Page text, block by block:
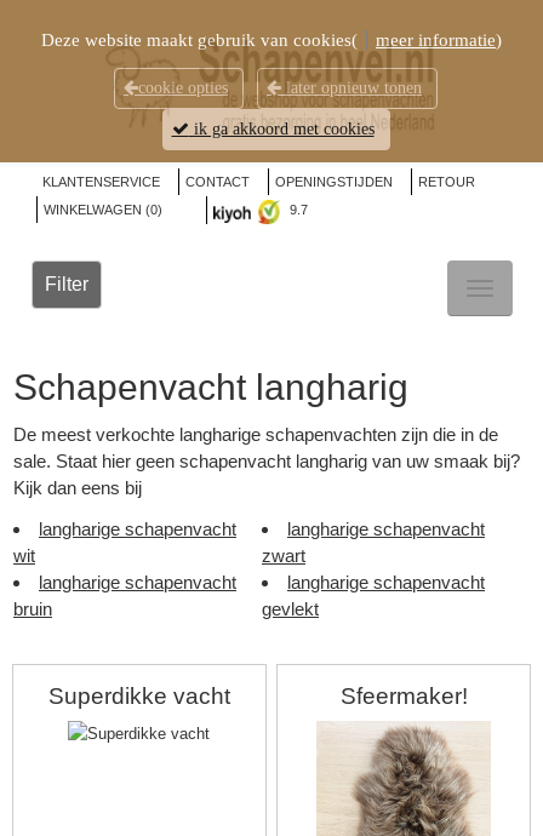
KLANTENSERVICE CONTACT OPENINGSTIJDEN
RETOUR
WINKELWAGEN (0) 9.7
Filter
Schapenvacht langharig
De meest verkochte langharige schapenvachten zijn die in de
sale. Staat hier geen schapenvacht langharig van uw smaak bij?
Kijk dan eens bij
langharige schapenvacht
wit
langharige schapenvacht
bruin
langharige schapenvacht
zwart
langharige schapenvacht
gevlekt
Superdikke vacht Sfeermaker!
Deze website maakt gebruik van cookies( meer informatie)
cookie opties later opnieuw tonen
ik ga akkoord met cookies